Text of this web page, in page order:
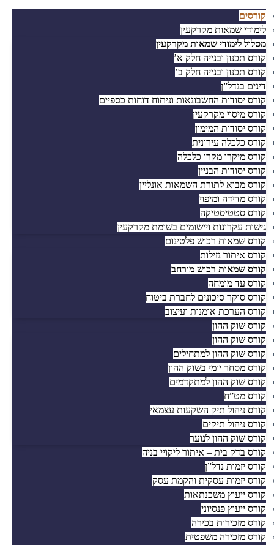
קורסים
לימודי שמאות מקרקעין
מסלול לימודי שמאות מקרקעין
קורס תכנון ובנייה חלק א’
קורס תכנון ובנייה חלק ב’
דינים בנדל”ן
קורס יסודות החשבונאות וניתוח דוחות כספיים
קורס מיסוי מקרקעין
קורס יסודות המימון
קורס כלכלה עירונית
קורס מיקרו מקרו כלכלה
קורס יסודות הבניין
קורס מבוא לתורת השמאות אונליין
קורס מדידה ומיפוי
קורס סטטיסטיקה
גישות עקרונות ויישומים בשומת מקרקעין
קורס שמאות רכוש פלטינום
קורס איתור נזילות
קורס שמאות רכוש מורחב
קורס עד מומחה
קורס סוקר סיכונים לחברת ביטוח
קורס הערכת אומנות ועיצוב
קורס שוק ההון
קורס שוק ההון
קורס שוק ההון למתחילים
קורס מסחר יומי בשוק ההון
קורס שוק ההון למתקדמים
קורס מט”ח
קורס ניהול תיק השקעות עצמאי
קורס ניהול תיקים
קורס שוק ההון לנוער
קורס בדק בית – איתור ליקויי בניה
קורס יזמות נדל”ן
קורס יזמות עסקית והקמת עסק
קורס ייעוץ משכנתאות
קורס ייעוץ פנסיוני
קורס מזכירות בכירה
קורס מזכירה משפטית